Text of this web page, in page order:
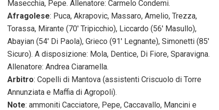
Masecchia, Pepe. Allenatore: Carmelo Condemi.
Afragolese: Puca, Akrapovic, Massaro, Amelio, Trezza,
Torassa, Mirante (70′ Tripicchio), Liccardo (56′ Masullo),
Abayian (54′ Di Paola), Grieco (91′ Legnante), Simonetti (85′
Sicuro). A disposizione: Mola, Dentice, Di Fiore, Sparavigna.
Allenatore: Andrea Ciaramella.
Arbitro: Copelli di Mantova (assistenti Criscuolo di Torre
Annunziata e Maffia di Agropoli).
Note: ammoniti Cacciatore, Pepe, Caccavallo, Mancini e